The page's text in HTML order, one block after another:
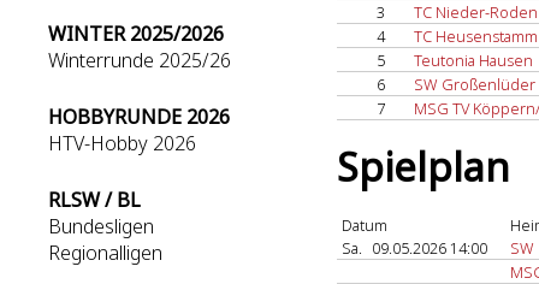
WINTER 2025/2026
Winterrunde 2025/26
HOBBYRUNDE 2026
HTV-Hobby 2026
RLSW / BL
Bundesligen
Regionalligen
3
TC Nieder-Roden
4
TC Heusenstamm
5
Teutonia Hausen
6
SW Großenlüder
7
MSG TV
Spielplan
Datum
Sa. 09.05.2026 14:00